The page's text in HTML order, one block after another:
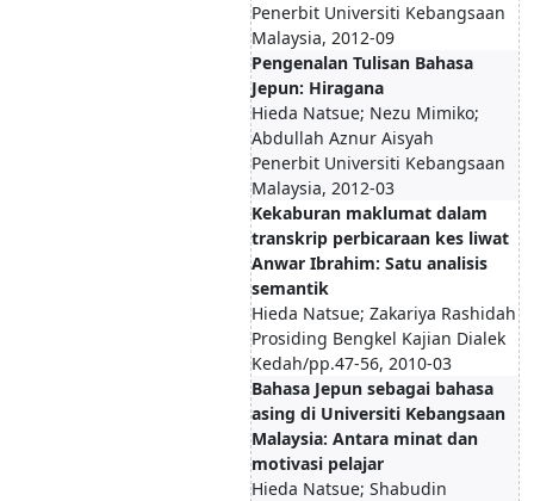
Penerbit Universiti Kebangsaan
Malaysia, 2012-09
Pengenalan Tulisan Bahasa
Jepun: Hiragana
Hieda Natsue; Nezu Mimiko;
Abdullah Aznur Aisyah
Penerbit Universiti Kebangsaan
Malaysia, 2012-03
Kekaburan maklumat dalam
transkrip perbicaraan kes liwat
Anwar Ibrahim: Satu analisis
semantik
Hieda Natsue; Zakariya Rashidah
Prosiding Bengkel Kajian Dialek
Kedah/pp.47-56, 2010-03
Bahasa Jepun sebagai bahasa
asing di Universiti Kebangsaan
Malaysia: Antara minat dan
motivasi pelajar
Hieda Natsue; Shabudin